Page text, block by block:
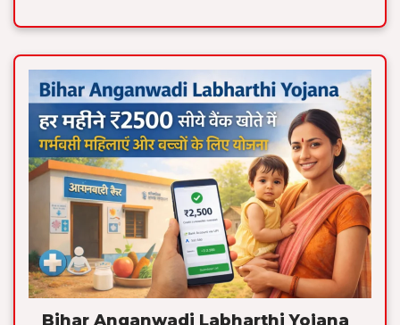
Bihar Anganwadi Labharthi Yojana